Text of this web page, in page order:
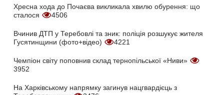
Хресна хода до Почаєва викликала хвилю обурення: що
сталося
4506
Вчинив ДТП у Теребовлі та зник: поліція розшукує жителя
Гусятинщини (фото+відео)
4221
Чемпіон світу поповнив склад тернопільської «Ниви»
3952
На Харківському напрямку загинув нацгвардієць з